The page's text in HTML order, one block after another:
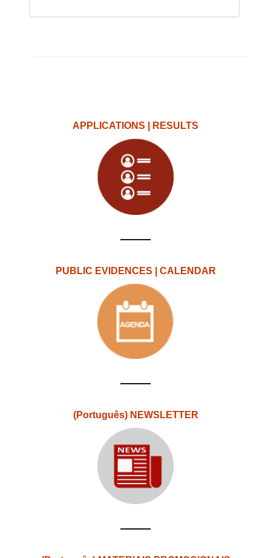
APPLICATIONS | RESULTS
PUBLIC EVIDENCES | CALENDAR
(Português) NEWSLETTER